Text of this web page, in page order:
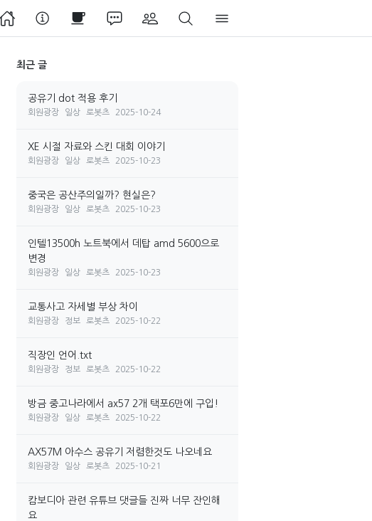
최근 글
공유기 dot 적용 후기
회원광장 일상 로봇츠 2025-10-24
XE 시절 자료와 스킨 대회 이야기
회원광장 일상 로봇츠 2025-10-23
중국은 공산주의일까? 현실은?
회원광장 일상 로봇츠 2025-10-23
인텔13500h 노트북에서 데탑 amd 5600으로
변경
회원광장 일상 로봇츠 2025-10-23
교통사고 자세별 부상 차이
회원광장 정보 로봇츠 2025-10-22
직장인 언어.txt
회원광장 정보 로봇츠 2025-10-22
방금 중고나라에서 ax57 2개 택포6만에 구입!
회원광장 일상 로봇츠 2025-10-22
AX57M 아수스 공유기 저렴한것도 나오네요
회원광장 일상 로봇츠 2025-10-21
캄보디아 관련 유튜브 댓글들 진짜 너무 잔인해
요